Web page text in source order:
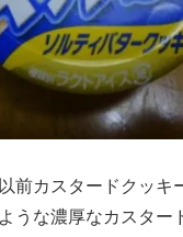
前カスタードクッキ
うな濃厚なカスター